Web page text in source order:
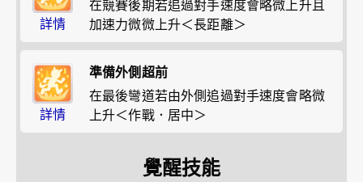
詳情
在競賽後期若追過對手速度會略微上升且
加速力微微上升＜長距離＞
詳情
準備外側超前
在最後彎道若由外側追過對手速度會略微
上升＜作戰．居中＞
覺醒技能